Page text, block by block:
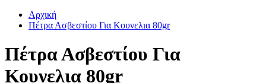
Αρχική
Πέτρα Ασβεστίου Για Κουνελια 80gr
Πέτρα Ασβεστίου Για
Κουνελια 80gr